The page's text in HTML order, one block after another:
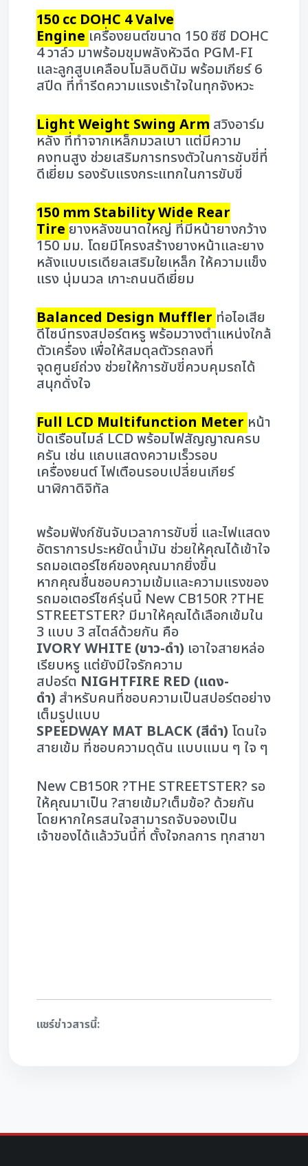
150 cc DOHC 4 Valve
Engine เครื่องยนต์ขนาด 150 ซีซี DOHC
4 วาล์ว มาพร้อมขุมพลังหัวฉีด PGM-FI
และลูกสูบเคลือบโมลิบดินัม พร้อมเกียร์ 6
สปีด ที่ทำรีดความแรงเร้าใจในทุกจังหวะ
Light Weight Swing Arm สวิงอาร์ม
หลัง ที่ทำจากเหล็กมวลเบา แต่มีความ
คงทนสูง ช่วยเสริมการทรงตัวในการขับขี่ที่
ดีเยี่ยม รองรับแรงกระแทกในการขับขี่
150 mm Stability Wide Rear
Tire ยางหลังขนาดใหญ่ ที่มีหน้ายางกว้าง
150 มม. โดยมีโครงสร้างยางหน้าและยาง
หลังแบบเรเดียลเสริมใยเหล็ก ให้ความแข็ง
แรง นุ่มนวล เกาะถนนดีเยี่ยม
Balanced Design Muffler ท่อไอเสีย
ดีไซน์ทรงสปอร์ตหรู พร้อมวางตำแหน่งใกล้
ตัวเครื่อง เพื่อให้สมดุลตัวรถลงที่
จุดศูนย์ถ่วง ช่วยให้การขับขี่ควบคุมรถได้
สนุกดั่งใจ
Full LCD Multifunction Meter หน้า
ปัดเรือนไมล์ LCD พร้อมไฟสัญญาณครบ
ครัน เช่น แถบแสดงความเร็วรอบ
เครื่องยนต์ ไฟเตือนรอบเปลี่ยนเกียร์
นาฬิกาดิจิทัล
พร้อมฟังก์ชันจับเวลาการขับขี่ และไฟแสดง
อัตราการประหยัดน้ำมัน ช่วยให้คุณได้เข้าใจ
รถมอเตอร์ไซค์ของคุณมากยิ่งขึ้น
หากคุณชื่นชอบความเข้มและความแรงของ
รถมอเตอร์ไซค์รุ่นนี้ New CB150R ?THE
STREETSTER? มีมาให้คุณได้เลือกเข้มใน
3 แบบ 3 สไตล์ด้วยกัน คือ
IVORY WHITE (ขาว-ดำ) เอาใจสายหล่อ
เรียบหรู แต่ยังมีใจรักความ
สปอร์ต NIGHTFIRE RED (แดง-
ดำ) สำหรับคนที่ชอบความเป็นสปอร์ตอย่าง
เต็มรูปแบบ
SPEEDWAY MAT BLACK (สีดำ) โดนใจ
สายเข้ม ที่ชอบความดุดัน แบบแมน ๆ ใจ ๆ
New CB150R ?THE STREETSTER? รอ
ให้คุณมาเป็น ?สายเข้ม?เต็มข้อ? ด้วยกัน
โดยหากใครสนใจสามารถจับจองเป็น
เจ้าของได้แล้ววันนี้ที่ ตั้งใจกลการ ทุกสาขา
แชร์ข่าวสารนี้: